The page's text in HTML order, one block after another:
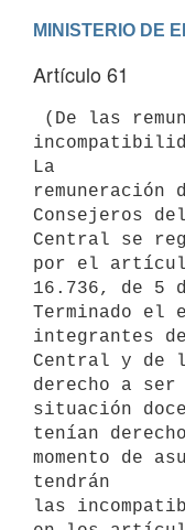
Artículo 61
La
Consejeros
Central se
por el
16.736, de 5
Terminado
integrantes
Central y de
derecho a
situación
tenían
momento de
tendrán
las